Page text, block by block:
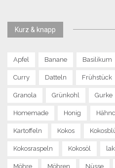
Kurz & knapp
Apfel Banane Basilikum
Curry Datteln Frühstück
Granola Grünkohl Gurke
Homemade Honig
Kartoffeln Kokos
Kokosraspeln Kokosöl
Möhre Möhren Nüsse